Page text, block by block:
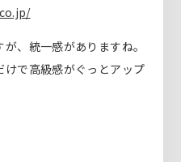
、統一感がありますね。
けで高級感がぐっとアップ